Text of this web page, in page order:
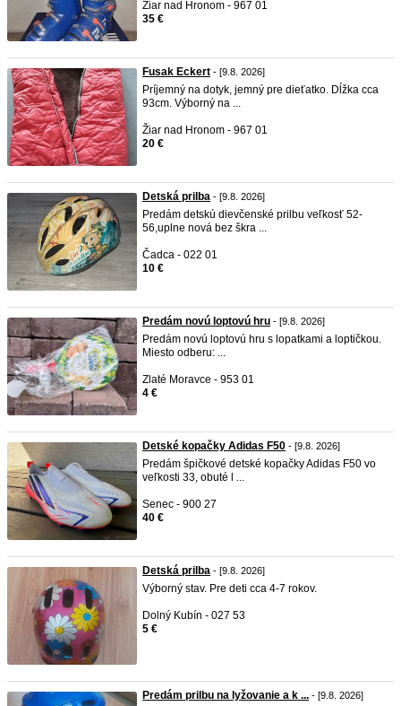
Žiar nad Hronom - 967 01
35 €
Fusak Eckert - [9.8. 2026]
Príjemný na dotyk, jemný pre dieťatko. Dĺžka cca
93cm. Výborný na ...
Žiar nad Hronom - 967 01
20 €
Detská prilba - [9.8. 2026]
Predám detskú dievčenské prilbu veľkosť 52-
56,uplne nová bez škra ...
Čadca - 022 01
10 €
Predám novú loptovú hru - [9.8. 2026]
Predám novú loptovú hru s lopatkami a loptičkou.
Miesto odberu: ...
Zlaté Moravce - 953 01
4 €
Detské kopačky Adidas F50 - [9.8. 2026]
Predám špičkové detské kopačky Adidas F50 vo
veľkosti 33, obuté l ...
Senec - 900 27
40 €
Detská prilba - [9.8. 2026]
Výborný stav. Pre deti cca 4-7 rokov.
Dolný Kubín - 027 53
5 €
Predám prilbu na lyžovanie a k ... - [9.8. 2026]